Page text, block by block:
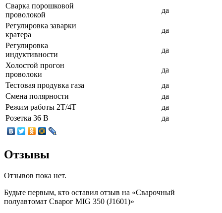
Сварка порошковой
проволокой
да
Регулировка заварки
кратера
да
Регулировка
индуктивности
да
Холостой прогон
проволоки
да
Тестовая продувка газа
да
Смена полярности
да
Режим работы 2Т/4Т
да
Розетка 36 В
да
Отзывы
Отзывов пока нет.
Будьте первым, кто оставил отзыв на «Сварочный
полуавтомат Сварог MIG 350 (J1601)»